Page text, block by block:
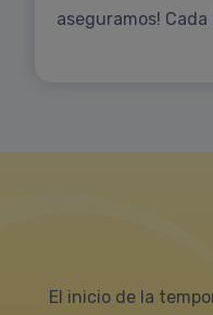
aseguramos!
El inicio de la